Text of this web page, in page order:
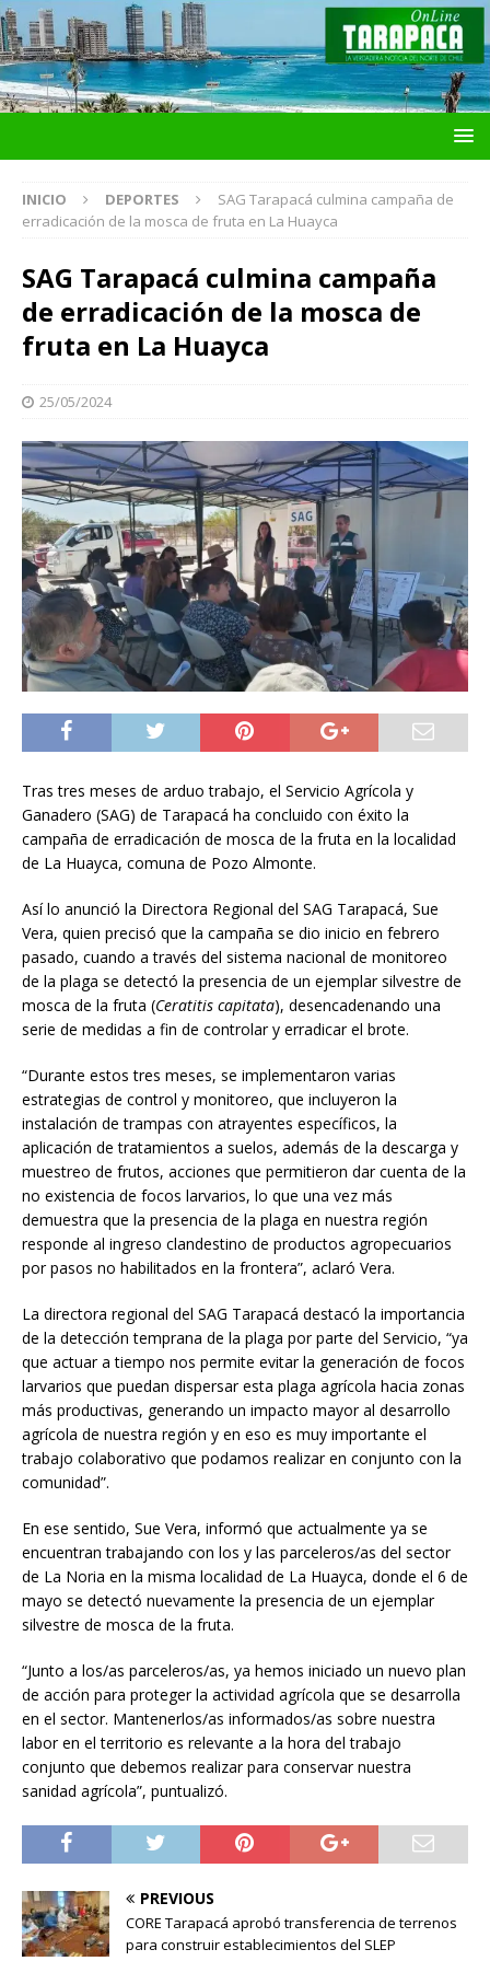
INICIO DEPORTES
SAG Tarapacá culmina campaña de
erradicación de la mosca de fruta en La Huayca
SAG Tarapacá culmina campaña
de erradicación de la mosca de
fruta en La Huayca
25/05/2024
Tras tres meses de arduo trabajo, el Servicio Agrícola y
Ganadero (SAG) de Tarapacá ha concluido con éxito la
campaña de erradicación de mosca de la fruta en la localidad
de La Huayca, comuna de Pozo Almonte.
Así lo anunció la Directora Regional del SAG Tarapacá, Sue
Vera, quien precisó que la campaña se dio inicio en febrero
pasado, cuando a través del sistema nacional de monitoreo
de la plaga se detectó la presencia de un ejemplar silvestre de
mosca de la fruta (Ceratitis capitata), desencadenando una
serie de medidas a fin de controlar y erradicar el brote.
“Durante estos tres meses, se implementaron varias
estrategias de control y monitoreo, que incluyeron la
instalación de trampas con atrayentes específicos, la
aplicación de tratamientos a suelos, además de la descarga y
muestreo de frutos, acciones que permitieron dar cuenta de la
no existencia de focos larvarios, lo que una vez más
demuestra que la presencia de la plaga en nuestra región
responde al ingreso clandestino de productos agropecuarios
por pasos no habilitados en la frontera”, aclaró Vera.
La directora regional del SAG Tarapacá destacó la importancia
de la detección temprana de la plaga por parte del Servicio, “ya
que actuar a tiempo nos permite evitar la generación de focos
larvarios que puedan dispersar esta plaga agrícola hacia zonas
más productivas, generando un impacto mayor al desarrollo
agrícola de nuestra región y en eso es muy importante el
trabajo colaborativo que podamos realizar en conjunto con la
comunidad”.
En ese sentido, Sue Vera, informó que actualmente ya se
encuentran trabajando con los y las parceleros/as del sector
de La Noria en la misma localidad de La Huayca, donde el 6 de
mayo se detectó nuevamente la presencia de un ejemplar
silvestre de mosca de la fruta.
“Junto a los/as parceleros/as, ya hemos iniciado un nuevo plan
de acción para proteger la actividad agrícola que se desarrolla
en el sector. Mantenerlos/as informados/as sobre nuestra
labor en el territorio es relevante a la hora del trabajo
conjunto que debemos realizar para conservar nuestra
sanidad agrícola”, puntualizó.
PREVIOUS
CORE Tarapacá aprobó transferencia de terrenos
para construir establecimientos del SLEP